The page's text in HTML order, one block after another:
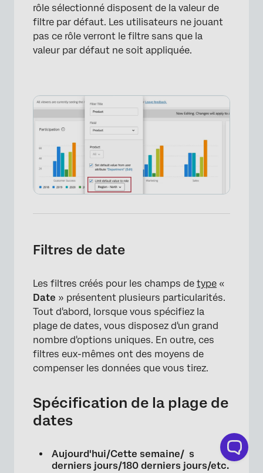
rôle sélectionné disposent de la valeur de
filtre par défaut. Les utilisateurs ne jouant
pas ce rôle verront le filtre sans que la
valeur par défaut ne soit appliquée.
Filtres de date
Les filtres créés pour les champs de type «
Date » présentent plusieurs particularités.
Tout d'abord, lorsque vous spécifiez la
plage de dates, vous disposez d'un grand
nombre d'options uniques. En outre, ces
filtres eux-mêmes ont des moyens de
compenser les données que vous tirez.
Spécification de la plage de
dates
Aujourd'hui/Cette semaine/ s
derniers jours/180 derniers jours/etc.